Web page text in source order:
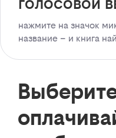
нажмите на значок
название – и книга